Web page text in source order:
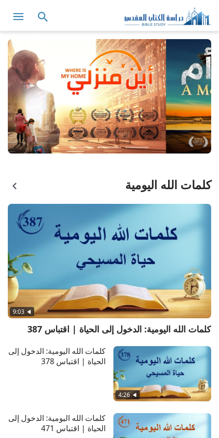
كلمات الله اليومية
9:03
كلمات الله اليومية: الدخول إلى الحياة | اقتباس 387
4:26
كلمات الله اليومية: الدخول إلى
الحياة | اقتباس 378
كلمات الله اليومية: الدخول إلى
الحياة | اقتباس 471